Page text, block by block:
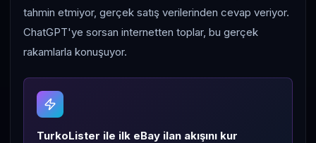
tahmin etmiyor, gerçek satış verilerinden cevap veriyor.
ChatGPT'ye sorsan internetten toplar, bu gerçek
rakamlarla konuşuyor.
TurkoLister ile ilk eBay ilan akışını kur